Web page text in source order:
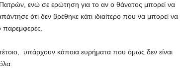
ενώ σε ερώτηση για το αν ο θάνατος μπορεί να
ότι δεν βρέθηκε κάτι ιδιαίτερο που να μπορεί να
παρεμφερές.
υπάρχουν κάποια ευρήματα που όμως δεν είναι